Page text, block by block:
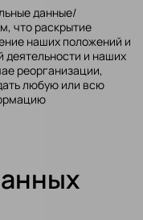
данные/
что раскрытие
наших положений и
и наших
реорганизации,
любую или всю